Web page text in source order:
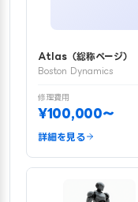
Atlas（総称ページ）
Boston Dynamics
修理費用
¥100,000〜
詳細を見る